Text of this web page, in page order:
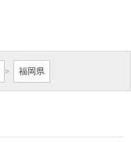
> 福岡県